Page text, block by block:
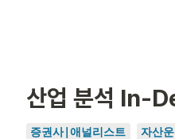
산업 분석 In-
증권사|애널리스트 자산